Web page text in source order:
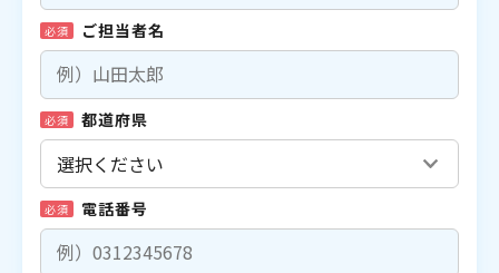
必須 ご担当者名
必須 都道府県
必須 電話番号